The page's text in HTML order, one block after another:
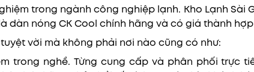
trong ngành công nghiệp lạnh. Kho Lạnh Sài
dàn nóng CK Cool chính hãng và có giá thành
vời mà không phải nơi nào cũng có như:
trong nghề. Từng cung cấp và phân phối trực